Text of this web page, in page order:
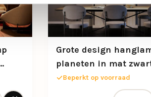
hanglamp planeten in mat goud 60cm
Grote design
planeten in mat
80cm
Beperkt op voorraad
Grote